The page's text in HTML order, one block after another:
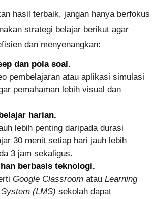
hasil terbaik, jangan hanya berfokus
strategi belajar berikut agar
dan menyenangkan:
dan pola soal.
pembelajaran atau aplikasi simulasi
pemahaman lebih visual dan
harian.
lebih penting daripada durasi
30 menit setiap hari jauh lebih
3 jam sekaligus.
berbasis teknologi.
Google Classroom atau Learning
(LMS) sekolah dapat